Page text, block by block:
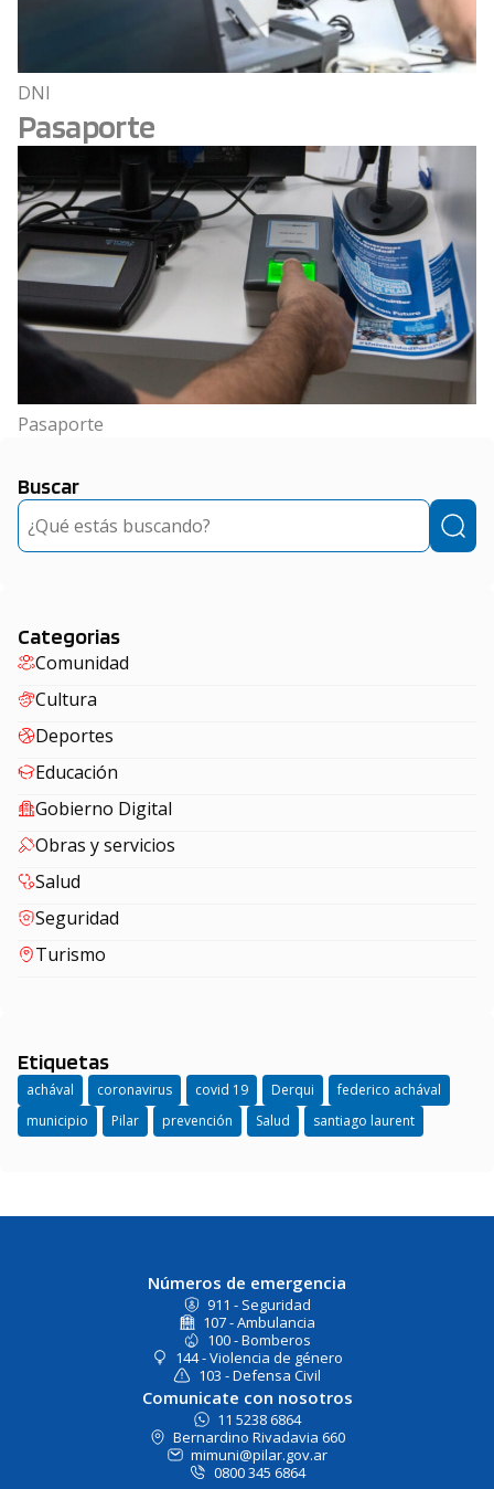
DNI
Pasaporte
Pasaporte
Buscar
Buscar
Categorias
Comunidad
Cultura
Deportes
Educación
Gobierno Digital
Obras y servicios
Salud
Seguridad
Turismo
Etiquetas
achával coronavirus covid 19 Derqui
federico achával
municipio
Pilar prevención Salud santiago laurent
Números de emergencia
911 - Seguridad
107 - Ambulancia
100 - Bomberos
144 - Violencia de género
103 - Defensa Civil
Comunicate con nosotros
11 5238 6864
Bernardino Rivadavia 660
mimuni@pilar.gov.ar
0800 345 6864